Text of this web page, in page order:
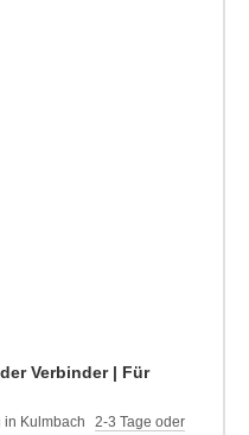
Verbinder | Für
2-3 Tage oder